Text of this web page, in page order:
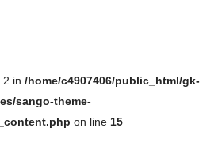
2 in /home/c4907406/public_html/gk-
sango-theme-
on line 15